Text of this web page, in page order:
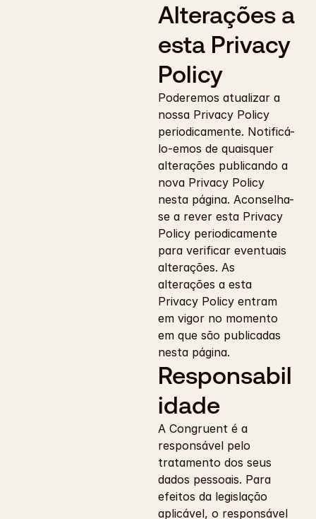
Alterações a
esta Privacy
Policy
Poderemos atualizar a
nossa Privacy Policy
periodicamente. Notificá-
lo-emos de quaisquer
alterações publicando a
nova Privacy Policy
nesta página. Aconselha-
se a rever esta Privacy
Policy periodicamente
para verificar eventuais
alterações. As
alterações a esta
Privacy Policy entram
em vigor no momento
em que são publicadas
nesta página.
Responsabil
idade
A Congruent é a
responsável pelo
tratamento dos seus
dados pessoais. Para
efeitos da legislação
aplicável, o responsável